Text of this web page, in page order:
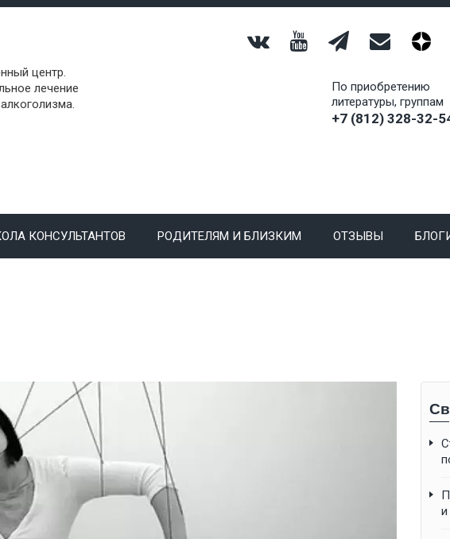
центр.
лечение
По приобретению
литературы, группам
+7 (812) 328-32-
КОНСУЛЬТАНТОВ РОДИТЕЛЯМ И БЛИЗКИМ ОТЗЫВЫ